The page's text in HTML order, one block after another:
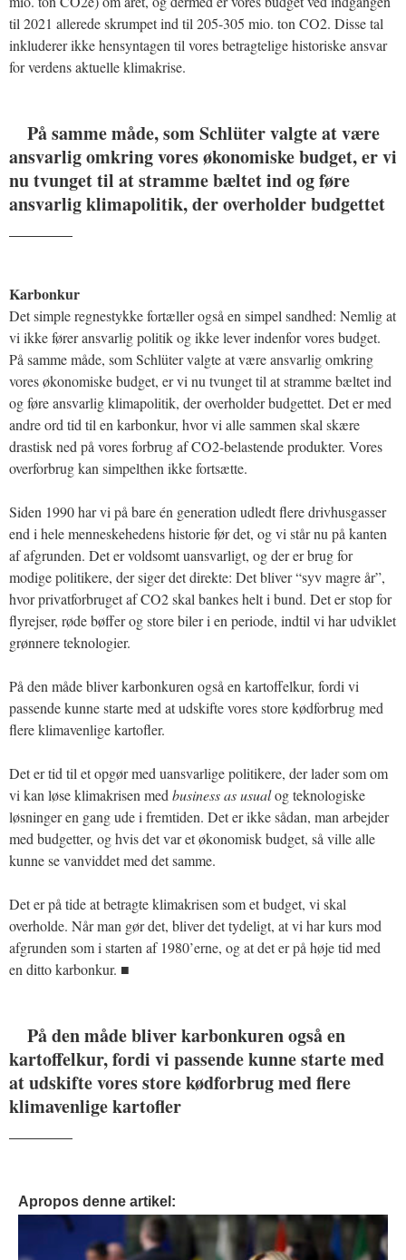
til 2021 allerede skrumpet ind til 205-305 mio. ton CO2. Disse tal
inkluderer ikke hensyntagen til vores betragtelige historiske ansvar
for verdens aktuelle klimakrise.
På samme måde, som Schlüter valgte at være
ansvarlig omkring vores økonomiske budget, er vi
nu tvunget til at stramme bæltet ind og føre
ansvarlig klimapolitik, der overholder budgettet
Karbonkur
Det simple regnestykke fortæller også en simpel sandhed: Nemlig at
vi ikke fører ansvarlig politik og ikke lever indenfor vores budget.
På samme måde, som Schlüter valgte at være ansvarlig omkring
vores økonomiske budget, er vi nu tvunget til at stramme bæltet ind
og føre ansvarlig klimapolitik, der overholder budgettet. Det er med
andre ord tid til en karbonkur, hvor vi alle sammen skal skære
drastisk ned på vores forbrug af CO2-belastende produkter. Vores
overforbrug kan simpelthen ikke fortsætte.
Siden 1990 har vi på bare én generation udledt flere drivhusgasser
end i hele menneskehedens historie før det, og vi står nu på kanten
af afgrunden. Det er voldsomt uansvarligt, og der er brug for
modige politikere, der siger det direkte: Det bliver “syv magre år”,
hvor privatforbruget af CO2 skal bankes helt i bund. Det er stop for
flyrejser, røde bøffer og store biler i en periode, indtil vi har udviklet
grønnere teknologier.
På den måde bliver karbonkuren også en kartoffelkur, fordi vi
passende kunne starte med at udskifte vores store kødforbrug med
flere klimavenlige kartofler.
Det er tid til et opgør med uansvarlige politikere, der lader som om
vi kan løse klimakrisen med business as usualog teknologiske
løsninger en gang ude i fremtiden. Det er ikke sådan, man arbejder
med budgetter, og hvis det var et økonomisk budget, så ville alle
kunne se vanviddet med det samme.
Det er på tide at betragte klimakrisen som et budget, vi skal
overholde. Når man gør det, bliver det tydeligt, at vi har kurs mod
afgrunden som i starten af 1980’erne, og at det er på høje tid med
en ditto karbonkur. ■
På den måde bliver karbonkuren også en
kartoffelkur, fordi vi passende kunne starte med
at udskifte vores store kødforbrug med flere
klimavenlige kartofler
Apropos denne artikel: